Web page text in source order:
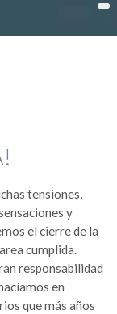
tensiones,
y
el cierre de la
cumplida.
responsabilidad
en
que más años